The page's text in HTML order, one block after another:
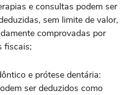
e consultas podem ser
sem limite de valor,
comprovadas por
fiscais;
e prótese dentária:
ser deduzidos como